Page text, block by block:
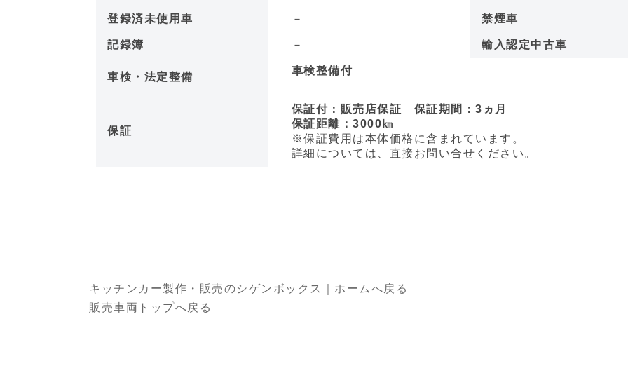
登録済未使用車 － 禁煙車
記録簿 － 輸入認定中古車
車検・法定整備
車検整備付
保証
保証付：販売店保証 保証期間：3ヵ月
保証距離：3000㎞
※保証費用は本体価格に含まれています。
詳細については、直接お問い合せください。
キッチンカー製作・販売のシゲンボックス｜ホームへ戻る
販売車両トップへ戻る